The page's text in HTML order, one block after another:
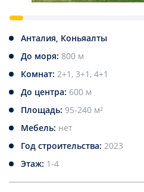
Анталия, Коньяалты
До моря: 800 м
Комнат: 2+1, 3+1, 4+1
До центра: 600 м
Площадь: 95-240 м²
Мебель: нет
Год строительства: 2023
Этаж: 1-4